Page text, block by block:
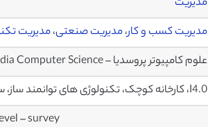
مدیریت کسب و کار،مدیریت صنعتی،مدیریت
علوم کامپیوتر پروسدیا – Procedia Computer Science
I4.0، کارخانه کوچک، تکنولوژی های توانمند ساز، سطح آمادگی، سطح بلوغ، نظرسنجی
– survey